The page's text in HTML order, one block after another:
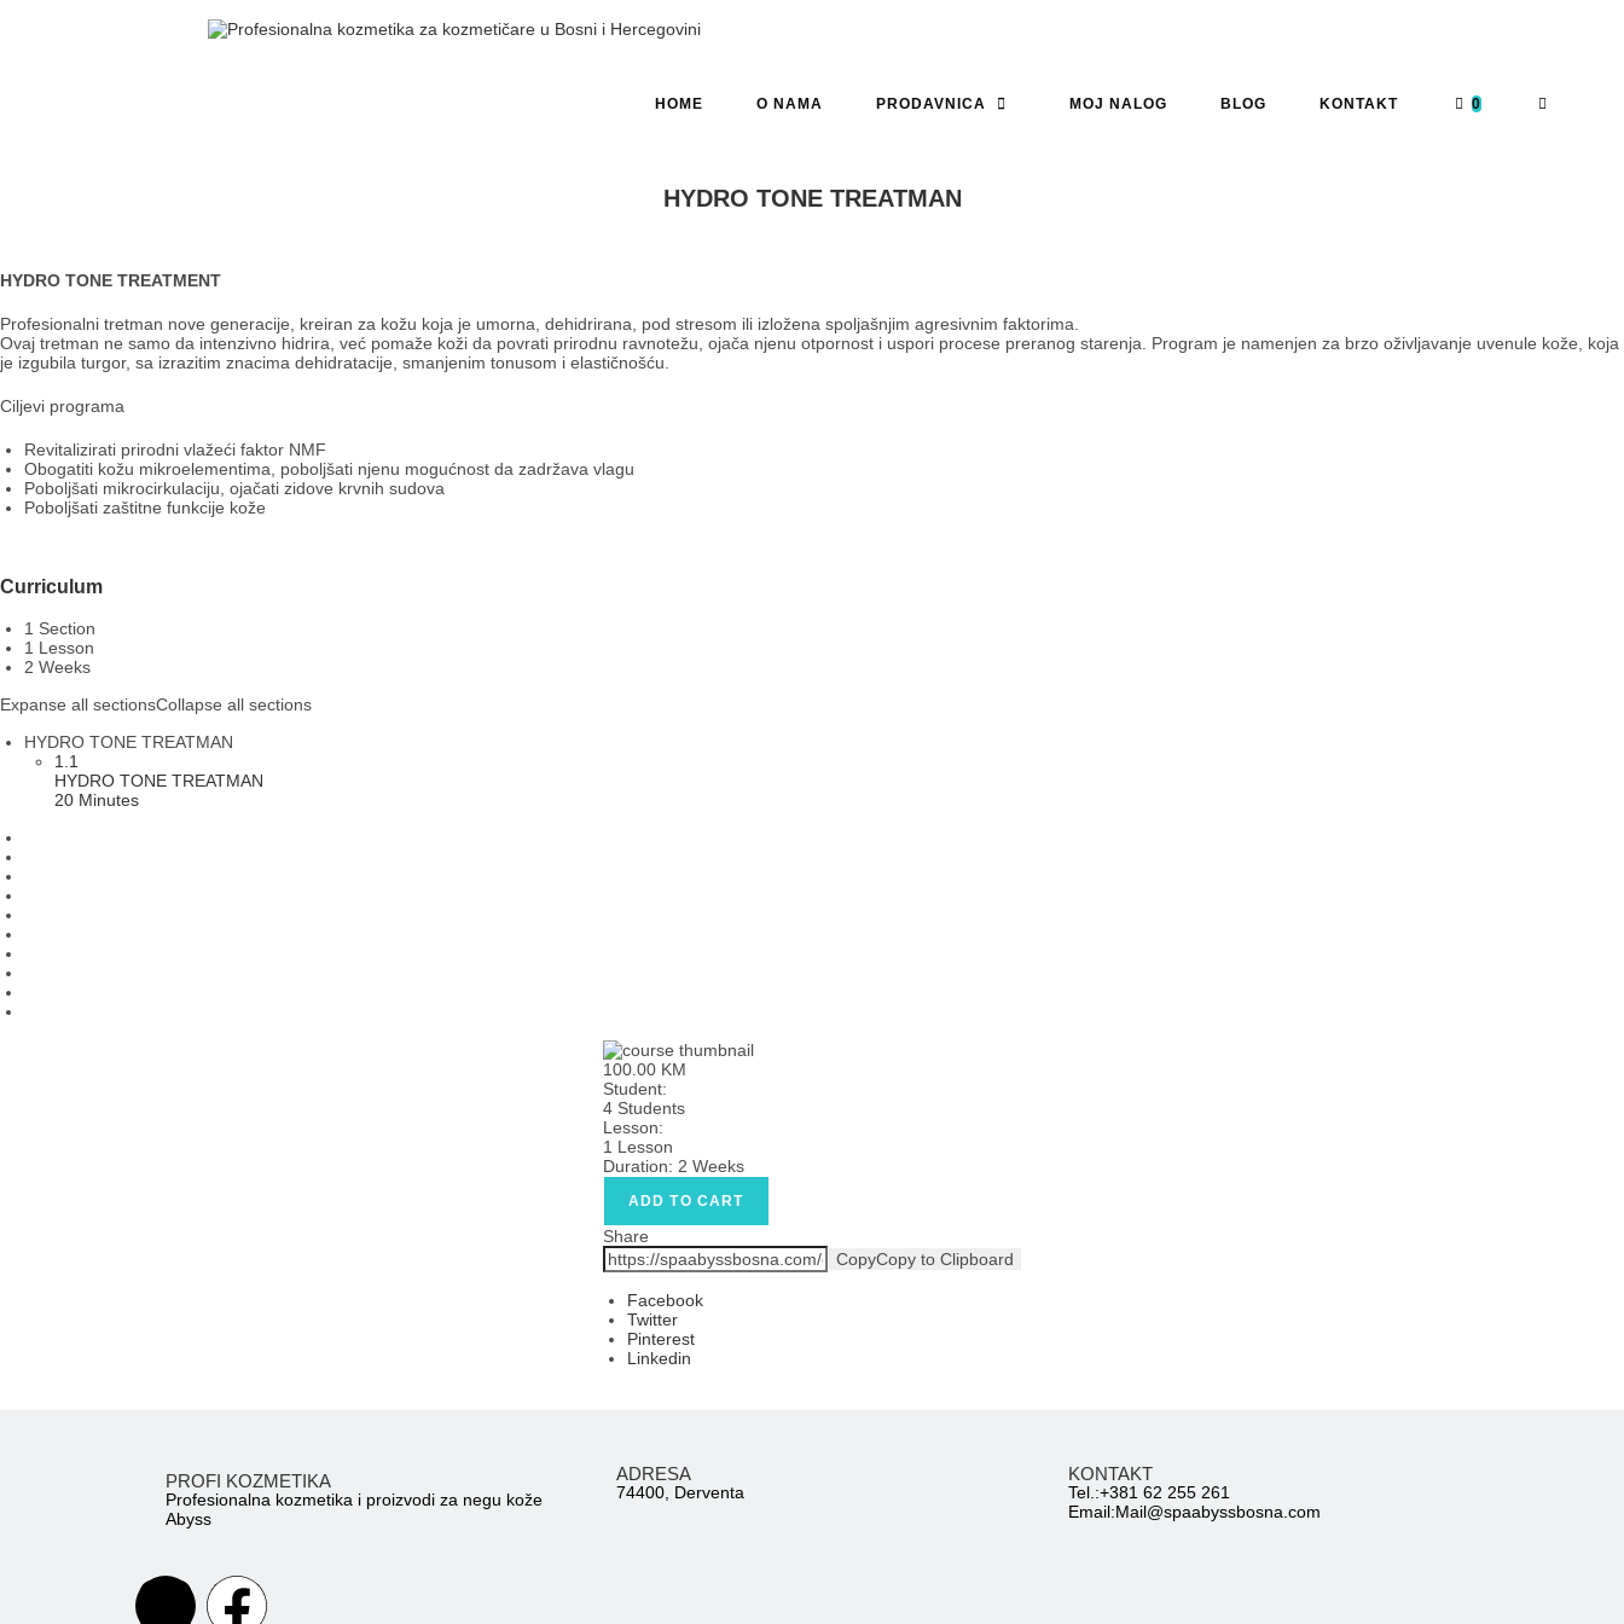
HOME O NAMA PRODAVNICA MOJ NALOG BLOG KONTAKT 0
HYDRO TONE TREATMAN
HYDRO TONE TREATMENT
Profesionalni tretman nove generacije, kreiran za kožu koja je umorna, dehidrirana, pod stresom ili izložena spoljašnjim agresivnim faktorima.
Ovaj tretman ne samo da intenzivno hidrira, već pomaže koži da povrati prirodnu ravnotežu, ojača njenu otpornost i uspori procese preranog starenja. Program je namenjen za brzo oživljavanje uvenule kože, koja
je izgubila turgor, sa izrazitim znacima dehidratacije, smanjenim tonusom i elastičnošću.
Ciljevi programa
Revitalizirati prirodni vlažeći faktor NMF
Obogatiti kožu mikroelementima, poboljšati njenu mogućnost da zadržava vlagu
Poboljšati mikrocirkulaciju, ojačati zidove krvnih sudova
Poboljšati zaštitne funkcije kože
Curriculum
1 Section
1 Lesson
2 Weeks
Expanse all sectionsCollapse all sections
HYDRO TONE TREATMAN
1.1
HYDRO TONE TREATMAN
20 Minutes
100.00 KM
Student:
4 Students
Lesson:
1 Lesson
Duration: 2 Weeks
ADD TO CART
Share
CopyCopy to Clipboard
Facebook
Twitter
Pinterest
Linkedin
PROFI KOZMETIKA
Profesionalna kozmetika i proizvodi za negu kože
Abyss
ADRESA
74400, Derventa
KONTAKT
Tel.:+381 62 255 261
Email:Mail@spaabyssbosna.com